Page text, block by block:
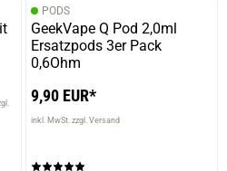
PODS
GeekVape Q Pod 2,0ml
Ersatzpods 3er Pack
0,6Ohm
9,90 EUR*
inkl. MwSt. zzgl. Versand